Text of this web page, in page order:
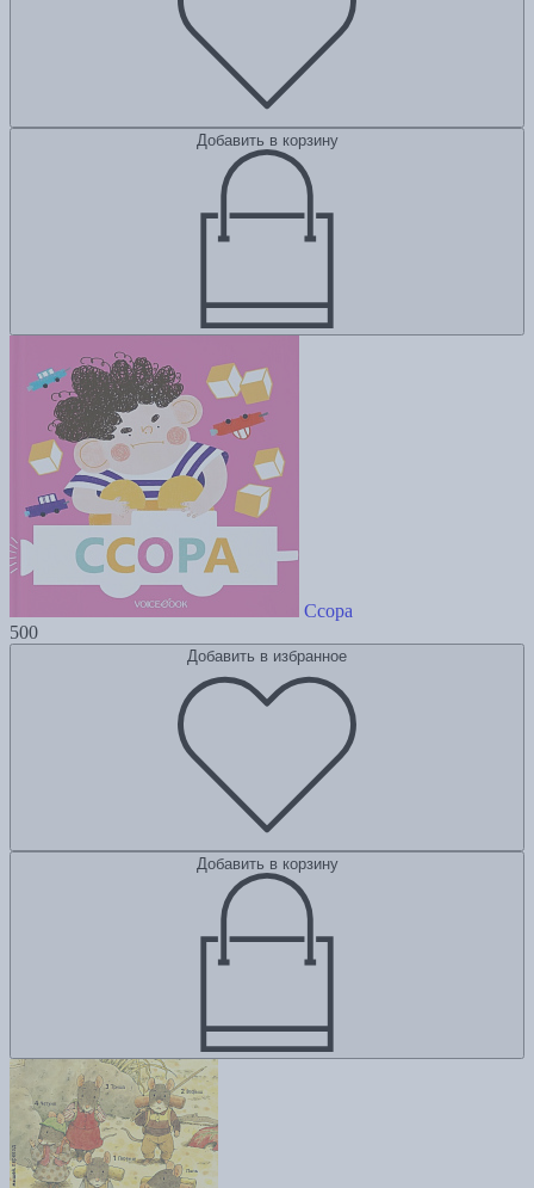
Добавить в корзину
Ссора
500
Добавить в избранное
Добавить в корзину